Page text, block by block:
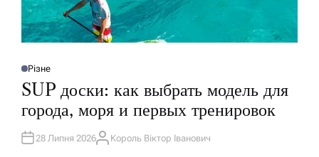
О
П
У
Л
І
У
В
Різне
SUP доски: как выбрать модель для
города, моря и первых тренировок
28 Липня 2026А
Король Віктор Іванович